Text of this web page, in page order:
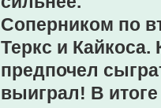
Соперником по
Теркс и
предпочел
выиграл! В